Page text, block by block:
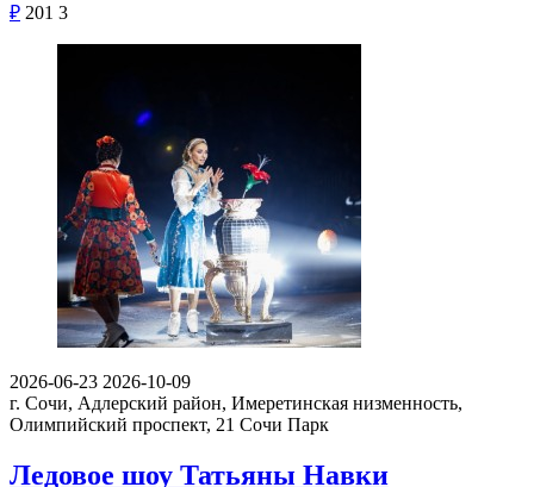
₽ 201 3
2026-06-23 2026-10-09
г. Сочи, Адлерский район, Имеретинская низменность,
Олимпийский проспект, 21 Сочи Парк
Ледовое шоу Татьяны Навки